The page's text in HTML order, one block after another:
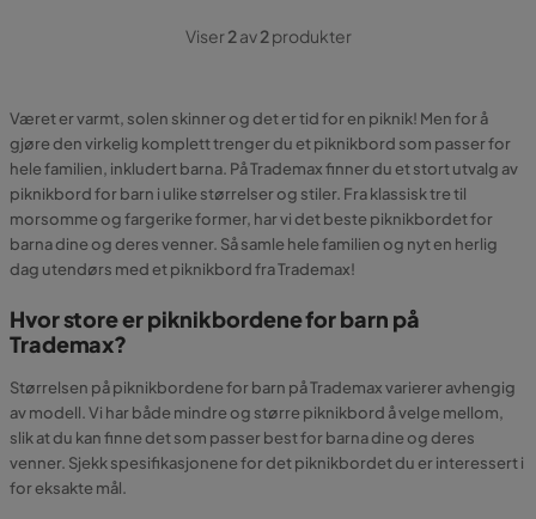
Viser2av2produkter
Været er varmt, solen skinner og det er tid for en piknik! Men for å
gjøre den virkelig komplett trenger du et piknikbord som passer for
hele familien, inkludert barna. På Trademax finner du et stort utvalg av
piknikbord for barn i ulike størrelser og stiler. Fra klassisk tre til
morsomme og fargerike former, har vi det beste piknikbordet for
barna dine og deres venner. Så samle hele familien og nyt en herlig
dag utendørs med et piknikbord fra Trademax!
Hvor store er piknikbordene for barn på
Trademax?
Størrelsen på piknikbordene for barn på Trademax varierer avhengig
av modell. Vi har både mindre og større piknikbord å velge mellom,
slik at du kan finne det som passer best for barna dine og deres
venner. Sjekk spesifikasjonene for det piknikbordet du er interessert i
for eksakte mål.